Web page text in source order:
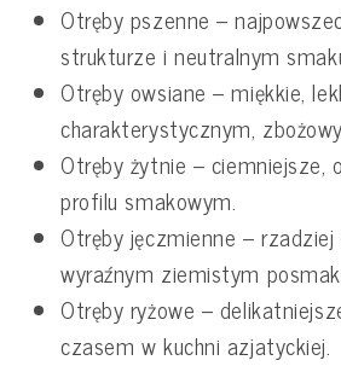
Otręby pszenne –
strukturze i neutralnym
Otręby owsiane – miękkie,
charakterystycznym,
Otręby żytnie – ciemniejsze,
profilu smakowym.
Otręby jęczmienne –
wyraźnym ziemistym
Otręby ryżowe –
czasem w kuchni azjatyckiej.